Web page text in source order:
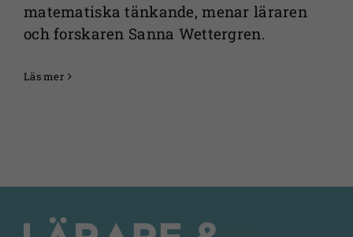
matematiska tänkande, menar läraren
och forskaren Sanna Wettergren.
Läs mer
Dessa kakor